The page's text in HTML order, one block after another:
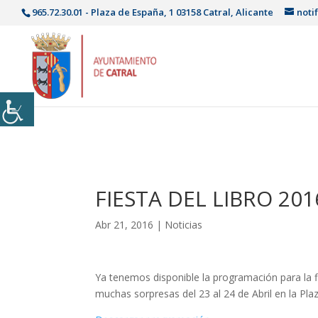
965.72.30.01 - Plaza de España, 1 03158 Catral, Alicante
FIESTA DEL LIBRO
Abr 21, 2016 | Noticias
Ya tenemos disponible la programación para
muchas sorpresas del 23 al 24 de Abril en la